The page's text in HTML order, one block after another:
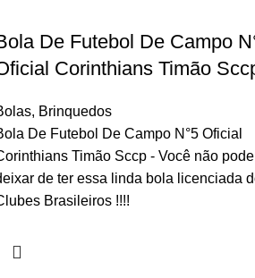
De Futebol De Campo
Corinthians Timão
, Brinquedos
De Futebol De Campo N°5 Oficial
Timão Sccp - Você não pode
de ter essa linda bola licenciada
Brasileiros !!!!